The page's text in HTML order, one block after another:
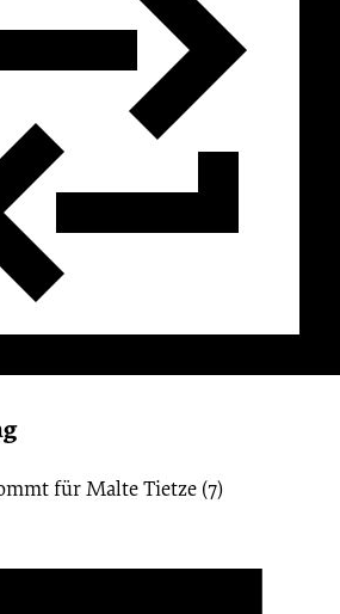
für Malte Tietze (7)